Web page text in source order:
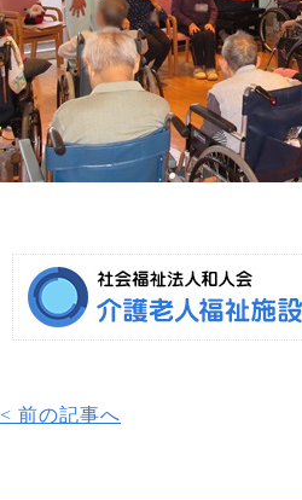
< 前の記事へ